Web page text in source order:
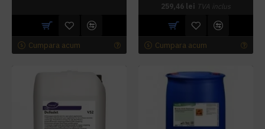
Cumpara acum
259,46 lei TVA inclus
Cumpara acum